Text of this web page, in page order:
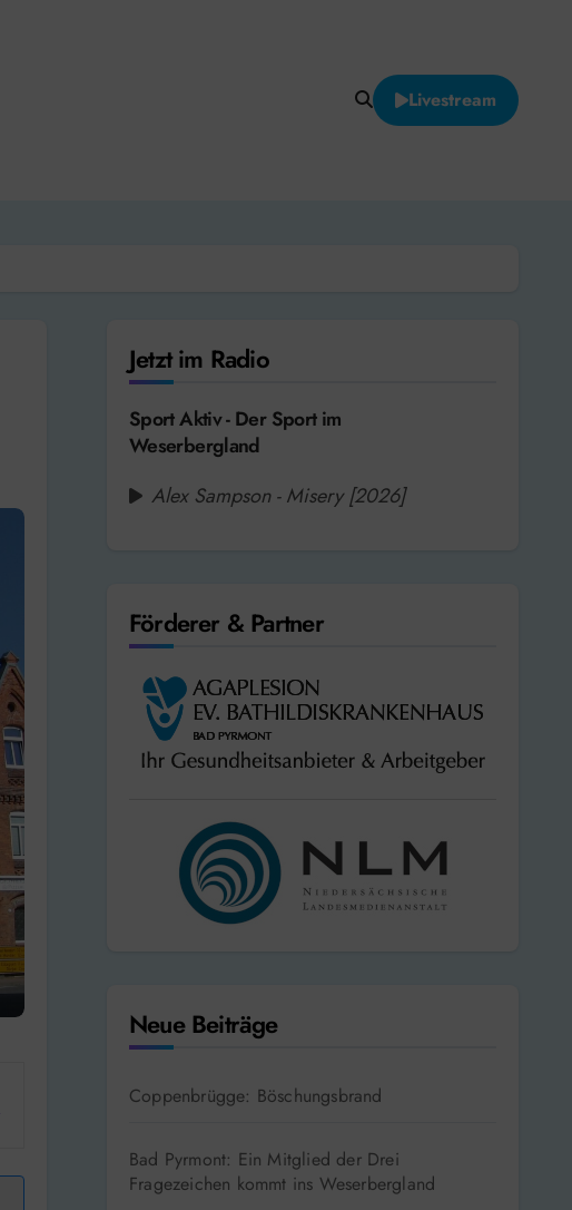
Livestream
Jetzt im Radio
Sport Aktiv - Der Sport im
Weserbergland
Alex Sampson - Misery [2026]
Förderer & Partner
Neue Beiträge
Coppenbrügge: Böschungsbrand
Bad Pyrmont: Ein Mitglied der Drei
Fragezeichen kommt ins Weserbergland